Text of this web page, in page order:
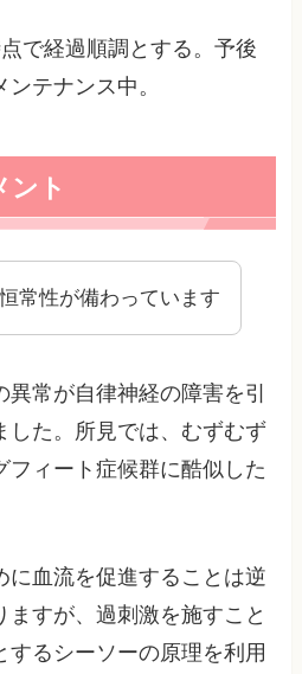
で経過順調とする。予後
テナンス中。
ント
常性が備わっています
常が自律神経の障害を引
した。所見では、むずむず
フィート症候群に酷似した
に血流を促進することは逆
すが、過刺激を施すこと
するシーソーの原理を利用